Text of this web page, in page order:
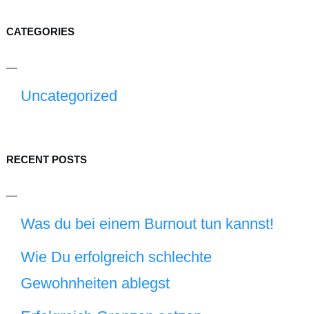
CATEGORIES
Uncategorized
RECENT POSTS
Was du bei einem Burnout tun kannst!
Wie Du erfolgreich schlechte
Gewohnheiten ablegst